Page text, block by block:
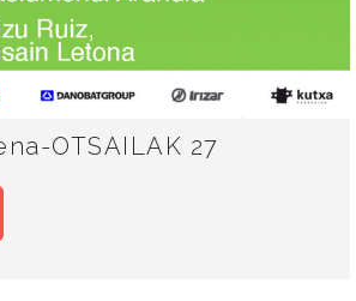
OTSAILAK 27